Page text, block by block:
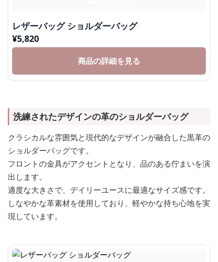
レザーバッグ ショルダーバッグ
¥5,820
商品の詳細を見る
洗練されたデザインの革のショルダーバッグ
クラシカルな雰囲気と現代的なデザインが融合した黒革の
ショルダーバッグです。
フロントの金具がアクセントとなり、品のある佇まいを演
出します。
適度な大きさで、デイリーユースに最適なサイズ感です。
しなやかな革素材を使用しており、軽やかな持ち心地を実
現しています。